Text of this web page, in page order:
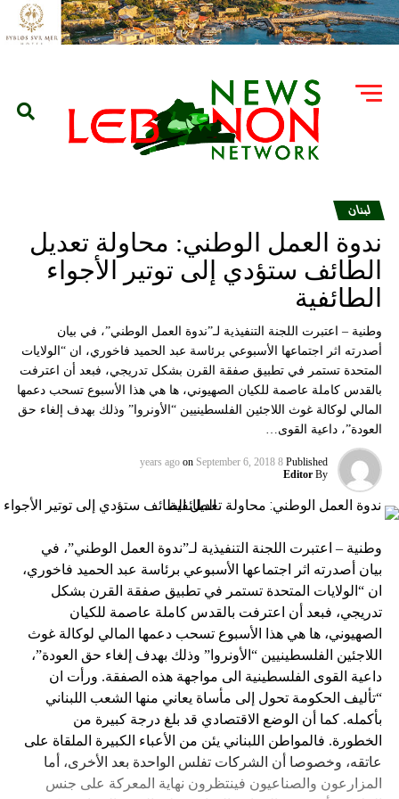
لبنان
ندوة العمل الوطني: محاولة تعديل
الطائف ستؤدي إلى توتير الأجواء
الطائفية
وطنية – اعتبرت اللجنة التنفيذية لـ”ندوة العمل الوطني”، في بيان
أصدرته اثر اجتماعها الأسبوعي برئاسة عبد الحميد فاخوري، ان “الولايات
المتحدة تستمر في تطبيق صفقة القرن بشكل تدريجي، فبعد أن اعترفت
بالقدس كاملة عاصمة للكيان الصهيوني، ها هي هذا الأسبوع تسحب دعمها
المالي لوكالة غوث اللاجئين الفلسطينيين “الأونروا” وذلك بهدف إلغاء حق
العودة”، داعية القوى…
Published
8 years ago
on September 6, 2018
By
Editor
وطنية – اعتبرت اللجنة التنفيذية لـ”ندوة العمل الوطني”، في
بيان أصدرته اثر اجتماعها الأسبوعي برئاسة عبد الحميد فاخوري،
ان “الولايات المتحدة تستمر في تطبيق صفقة القرن بشكل
تدريجي، فبعد أن اعترفت بالقدس كاملة عاصمة للكيان
الصهيوني، ها هي هذا الأسبوع تسحب دعمها المالي لوكالة غوث
اللاجئين الفلسطينيين “الأونروا” وذلك بهدف إلغاء حق العودة”،
داعية القوى الفلسطينية الى مواجهة هذه الصفقة. ورأت ان
“تأليف الحكومة تحول إلى مأساة يعاني منها الشعب اللبناني
بأكمله. كما أن الوضع الاقتصادي قد بلغ درجة كبيرة من
الخطورة. فالمواطن اللبناني يئن من الأعباء الكبيرة الملقاة على
عاتقه، وخصوصا أن الشركات تفلس الواحدة بعد الأخرى، أما
المزارعون والصناعيون فينتظرون نهاية المعركة على جنس